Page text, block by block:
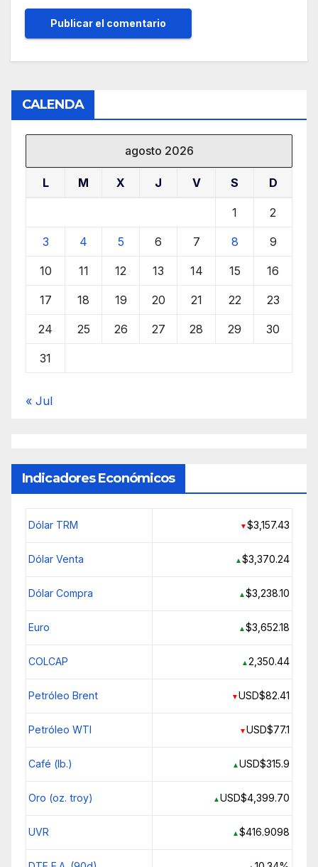
CALENDA
agosto 2026
L M X J V S D
1 2
3 4 5 6 7 8 9
10 11 12 13 14 15 16
17 18 19 20 21 22 23
24 25 26 27 28 29 30
31
« Jul
Indicadores Económicos
Dólar TRM ▼$3,157.43
Dólar Venta ▲$3,370.24
Dólar Compra ▲$3,238.10
Euro ▲$3,652.18
COLCAP ▲2,350.44
Petróleo Brent ▼USD$82.41
Petróleo WTI ▼USD$77.1
Café (lb.) ▲USD$315.9
Oro (oz. troy) ▲USD$4,399.70
UVR ▲$416.9098